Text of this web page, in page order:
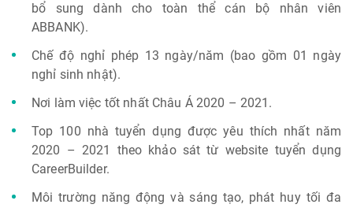
bổ sung dành cho toàn thể cán bộ nhân viên
ABBANK).
Chế độ nghỉ phép 13 ngày/năm (bao gồm 01 ngày
nghỉ sinh nhật).
Nơi làm việc tốt nhất Châu Á 2020 – 2021.
Top 100 nhà tuyển dụng được yêu thích nhất năm
2020 – 2021 theo khảo sát từ website tuyển dụng
CareerBuilder.
Môi trường năng động và sáng tạo, phát huy tối đa